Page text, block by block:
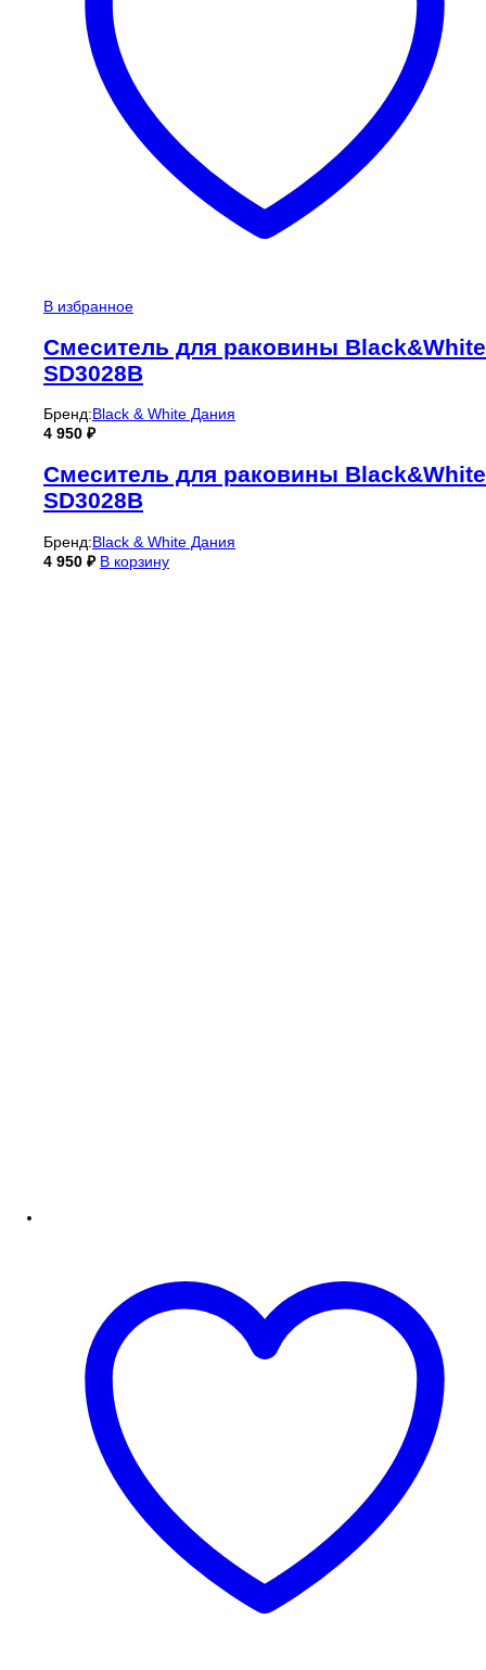
В избранное
Смеситель для раковины Black&White
SD3028B
Бренд:Black & White Дания
4 950 ₽
Смеситель для раковины Black&White
SD3028B
Бренд:Black & White Дания
4 950 ₽ В корзину